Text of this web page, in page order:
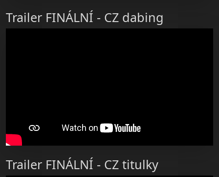
Trailer FINÁLNÍ - CZ dabing
Trailer FINÁLNÍ - CZ titulky